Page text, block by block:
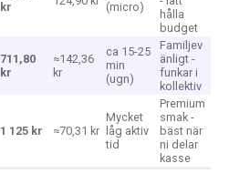
kr
(micro)
hålla
budget
711,80
kr
≈142,36
kr
ca 15-25
min
(ugn)
Familjev
änligt -
funkar i
kollektiv
1 125 kr ≈70,31 kr
Mycket
låg aktiv
tid
Premium
smak -
bäst när
ni delar
kasse